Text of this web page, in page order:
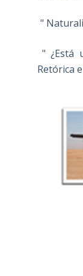
"
" ¿Está
Retórica